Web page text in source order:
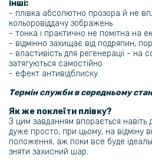
199 грн
Протиударна гідрогелева плівка
задню панель, Transparent
Гідрогелева плівка iNobi Matte для
Матова
159 грн
інші:
- плівка абсолютно прозора й не
кольоровіддачу зображень
- тонка і практично не помітна на
- відмінно захищає від подряпин,
- властивість для регенерації - на
затягуються самостійно
- ефект антивідблиску.
Термін служби в середньому
Як же поклеїти плівку?
З цим завданням впорається навіть
дуже просто, при цьому, на відміну
положення, аж поки все буде
зняти захисний шар.